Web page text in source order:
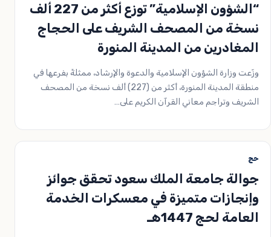
“الشؤون الإسلامية” توزع أكثر من 227 ألف
نسخة من المصحف الشريف على الحجاج
المغادرين من المدينة المنورة
وزّعت وزارة الشؤون الإسلامية والدعوة والإرشاد، ممثلةً بفرعها في
منطقة المدينة المنورة، أكثر من (227) ألف نسخة من المصحف
الشريف وتراجم معاني القرآن الكريم على…
حج
جوالة جامعة الملك سعود تحقق جوائز
وإنجازات متميزة في معسكرات الخدمة
العامة لحج 1447هـ